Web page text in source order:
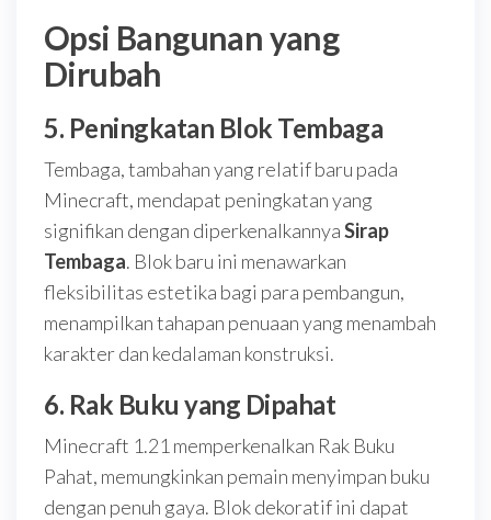
Opsi Bangunan yang
Dirubah
5. Peningkatan Blok Tembaga
Tembaga, tambahan yang relatif baru pada
Minecraft, mendapat peningkatan yang
signifikan dengan diperkenalkannyaSirap
Tembaga. Blok baru ini menawarkan
fleksibilitas estetika bagi para pembangun,
menampilkan tahapan penuaan yang menambah
karakter dan kedalaman konstruksi.
6. Rak Buku yang Dipahat
Minecraft 1.21 memperkenalkan Rak Buku
Pahat, memungkinkan pemain menyimpan buku
dengan penuh gaya. Blok dekoratif ini dapat